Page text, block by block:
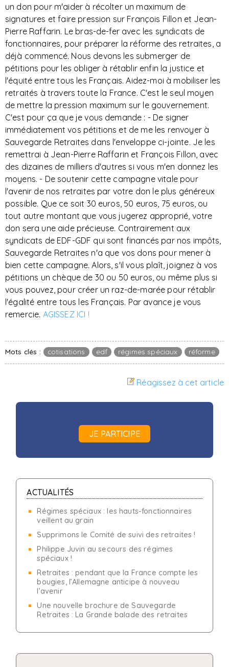
un don pour m'aider à récolter un maximum de
signatures et faire pression sur François Fillon et Jean-
Pierre Raffarin. Le bras-de-fer avec les syndicats de
fonctionnaires, pour préparer la réforme des retraites, a
déjà commencé. Nous devons les submerger de
pétitions pour les obliger à rétablir enfin la justice et
l'équité entre tous les Français. Aidez-moi à mobiliser les
retraités à travers toute la France. C'est le seul moyen
de mettre la pression maximum sur le gouvernement.
C'est pour ça que je vous demande : - De signer
immédiatement vos pétitions et de me les renvoyer à
Sauvegarde Retraites dans l'enveloppe ci-jointe. Je les
remettrai à Jean-Pierre Raffarin et François Fillon, avec
des dizaines de milliers d'autres si vous m'en donnez les
moyens. - De soutenir cette campagne vitale pour
l'avenir de nos retraites par votre don le plus généreux
possible. Que ce soit 30 euros, 50 euros, 75 euros, ou
tout autre montant que vous jugerez approprié, votre
don sera une aide précieuse. Contrairement aux
syndicats de EDF-GDF qui sont financés par nos impôts,
Sauvegarde Retraites n'a que vos dons pour mener à
bien cette campagne. Alors, s'il vous plaît, joignez à vos
pétitions un chèque de 30 ou 50 euros, ou même plus si
vous pouvez, pour créer un raz-de-marée pour rétablir
l'égalité entre tous les Français. Par avance je vous
remercie. AGISSEZ ICI !
Mots clés : cotisations edf régimes spéciaux réforme
Réagissez à cet article
JE PARTICIPE
ACTUALITÉS
Régimes spéciaux : les hauts-fonctionnaires
veillent au grain
Supprimons le Comité de suivi des retraites !
Philippe Juvin au secours des régimes
spéciaux !
Retraites : pendant que la France compte les
bougies, l’Allemagne anticipe à nouveau
l’avenir
Une nouvelle brochure de Sauvegarde
Retraites : La Grande balade des retraites